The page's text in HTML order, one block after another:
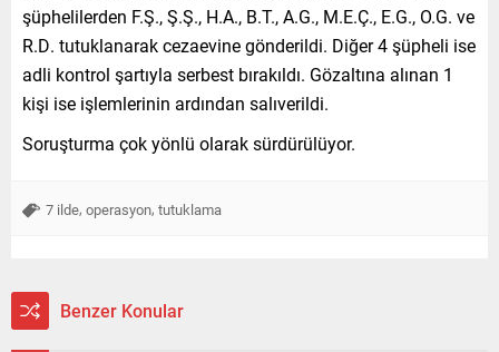
şüphelilerden F.Ş., Ş.Ş., H.A., B.T., A.G., M.E.Ç., E.G., O.G. ve
R.D. tutuklanarak cezaevine gönderildi. Diğer 4 şüpheli ise
adli kontrol şartıyla serbest bırakıldı. Gözaltına alınan 1
kişi ise işlemlerinin ardından salıverildi.
Soruşturma çok yönlü olarak sürdürülüyor.
7 ilde, operasyon, tutuklama
Benzer Konular